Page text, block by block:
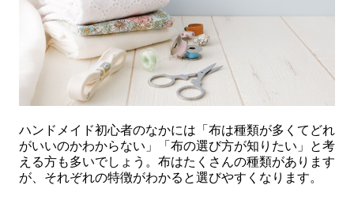
ハンドメイド初心者のなかには「布は種類が多くてどれ
がいいのかわからない」「布の選び方が知りたい」と考
える方も多いでしょう。布はたくさんの種類があります
が、それぞれの特徴がわかると選びやすくなります。